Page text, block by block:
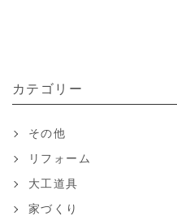
カテゴリー
その他
リフォーム
大工道具
家づくり